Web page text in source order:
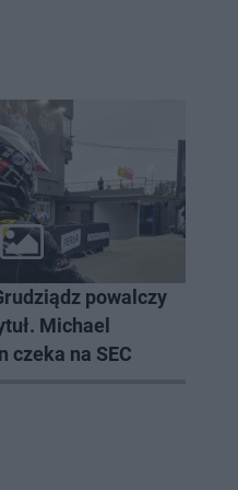
powalczy
Michael
czeka na SEC